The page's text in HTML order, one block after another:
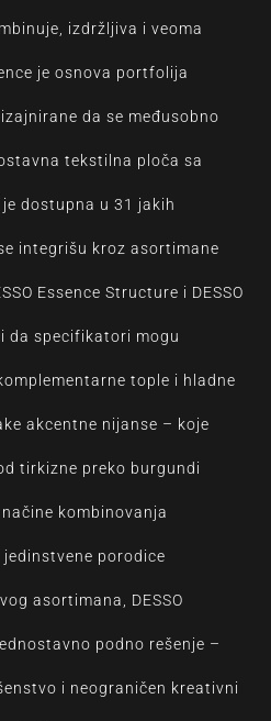
izdržljiva i veoma
je osnova portfolija
da se međusobno
tekstilna ploča sa
je dostupna u 31 jakih
integrišu kroz asortimane
Essence Structure i DESSO
da specifikatori mogu
tople i hladne
akcentne nijanse – koje
tirkizne preko burgundi
kombinovanja
porodice
asortimana, DESSO
podno rešenje –
i neograničen kreativni